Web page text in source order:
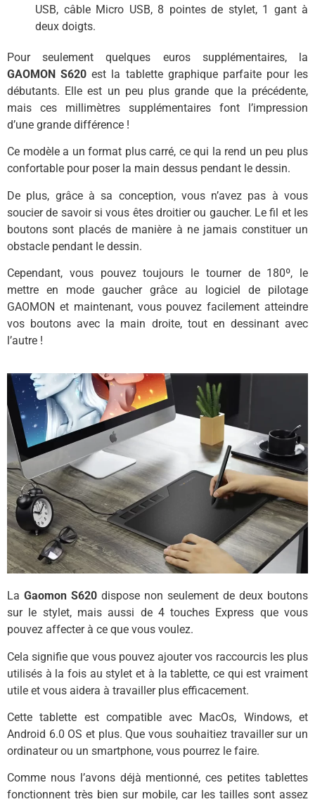
USB, câble Micro USB, 8 pointes de stylet, 1 gant à
deux doigts.
Pour seulement quelques euros supplémentaires, la
GAOMON S620 est la tablette graphique parfaite pour les
débutants. Elle est un peu plus grande que la précédente,
mais ces millimètres supplémentaires font l’impression
d’une grande différence !
Ce modèle a un format plus carré, ce qui la rend un peu plus
confortable pour poser la main dessus pendant le dessin.
De plus, grâce à sa conception, vous n’avez pas à vous
soucier de savoir si vous êtes droitier ou gaucher. Le fil et les
boutons sont placés de manière à ne jamais constituer un
obstacle pendant le dessin.
Cependant, vous pouvez toujours le tourner de 180º, le
mettre en mode gaucher grâce au logiciel de pilotage
GAOMON et maintenant, vous pouvez facilement atteindre
vos boutons avec la main droite, tout en dessinant avec
l’autre !
La Gaomon S620 dispose non seulement de deux boutons
sur le stylet, mais aussi de 4 touches Express que vous
pouvez affecter à ce que vous voulez.
Cela signifie que vous pouvez ajouter vos raccourcis les plus
utilisés à la fois au stylet et à la tablette, ce qui est vraiment
utile et vous aidera à travailler plus efficacement.
Cette tablette est compatible avec MacOs, Windows, et
Android 6.0 OS et plus. Que vous souhaitiez travailler sur un
ordinateur ou un smartphone, vous pourrez le faire.
Comme nous l’avons déjà mentionné, ces petites tablettes
fonctionnent très bien sur mobile, car les tailles sont assez